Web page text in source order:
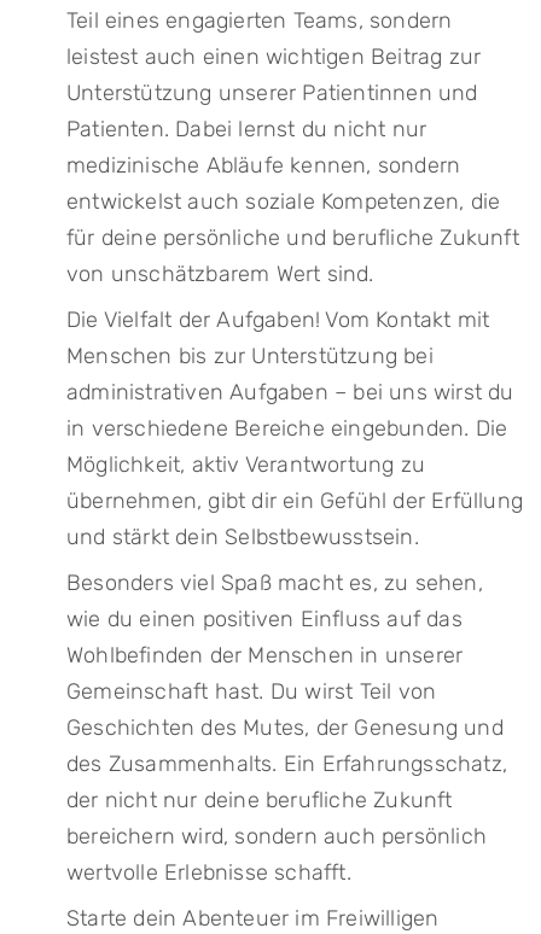
Teil eines engagierten Teams, sondern
leistest auch einen wichtigen Beitrag zur
Unterstützung unserer Patientinnen und
Patienten. Dabei lernst du nicht nur
medizinische Abläufe kennen, sondern
entwickelst auch soziale Kompetenzen, die
für deine persönliche und berufliche Zukunft
von unschätzbarem Wert sind.
Die Vielfalt der Aufgaben! Vom Kontakt mit
Menschen bis zur Unterstützung bei
administrativen Aufgaben – bei uns wirst du
in verschiedene Bereiche eingebunden. Die
Möglichkeit, aktiv Verantwortung zu
übernehmen, gibt dir ein Gefühl der Erfüllung
und stärkt dein Selbstbewusstsein.
Besonders viel Spaß macht es, zu sehen,
wie du einen positiven Einfluss auf das
Wohlbefinden der Menschen in unserer
Gemeinschaft hast. Du wirst Teil von
Geschichten des Mutes, der Genesung und
des Zusammenhalts. Ein Erfahrungsschatz,
der nicht nur deine berufliche Zukunft
bereichern wird, sondern auch persönlich
wertvolle Erlebnisse schafft.
Starte dein Abenteuer im Freiwilligen